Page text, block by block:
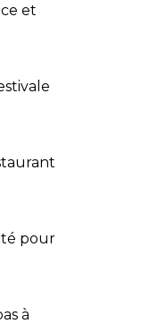
et
pour
à